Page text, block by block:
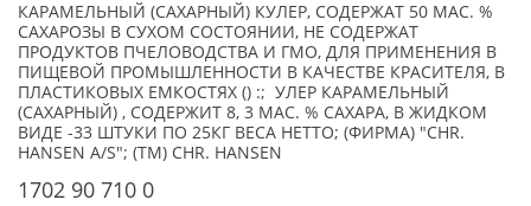
КАРАМЕЛЬНЫЙ (САХАРНЫЙ) КУЛЕР, СОДЕРЖАТ 50 МАС. %
САХАРОЗЫ В СУХОМ СОСТОЯНИИ, НЕ СОДЕРЖАТ
ПРОДУКТОВ ПЧЕЛОВОДСТВА И ГМО, ДЛЯ ПРИМЕНЕНИЯ В
ПИЩЕВОЙ ПРОМЫШЛЕННОСТИ В КАЧЕСТВЕ КРАСИТЕЛЯ, В
ПЛАСТИКОВЫХ ЕМКОСТЯХ () :; УЛЕР КАРАМЕЛЬНЫЙ
(САХАРНЫЙ) , СОДЕРЖИТ 8, 3 МАС. % САХАРА, В ЖИДКОМ
ВИДЕ -33 ШТУКИ ПО 25КГ ВЕСА НЕТТО; (ФИРМА) "CHR.
HANSEN A/S"; (TM) CHR. HANSEN
1702 90 710 0